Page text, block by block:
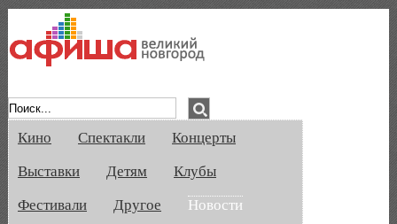
Кино Спектакли
Концерты
Выставки
Детям
Клубы
Фестивали
Другое
Новости